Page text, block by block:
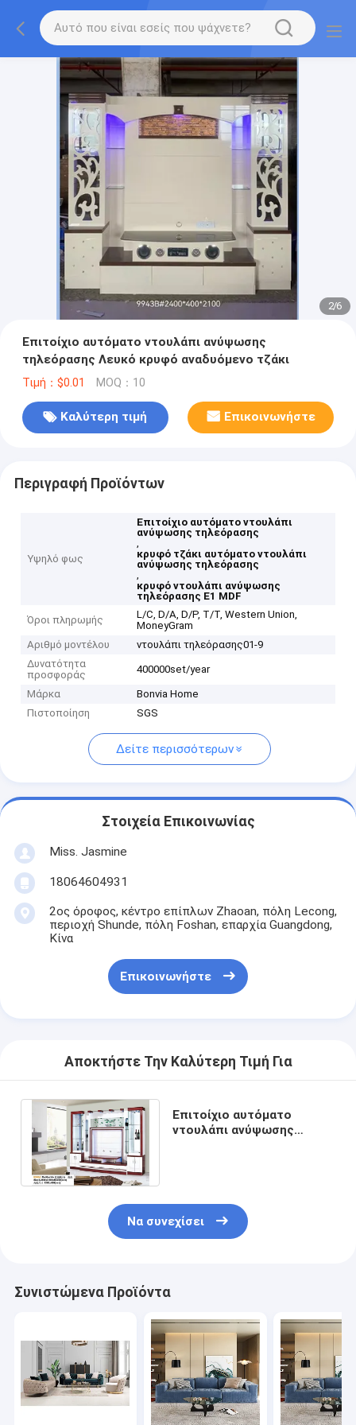
2/6
Επιτοίχιο αυτόματο ντουλάπι ανύψωσης
τηλεόρασης Λευκό κρυφό αναδυόμενο τζάκι
Τιμή：$0.01 MOQ：10
Καλύτερη τιμή Επικοινωνήστε
Περιγραφή Προϊόντων
Υψηλό φως
Επιτοίχιο αυτόματο ντουλάπι
ανύψωσης τηλεόρασης
,
κρυφό τζάκι αυτόματο ντουλάπι
ανύψωσης τηλεόρασης
,
κρυφό ντουλάπι ανύψωσης
τηλεόρασης E1 MDF
Όροι πληρωμής
L/C, D/A, D/P, T/T, Western Union,
MoneyGram
Αριθμό μοντέλου
ντουλάπι τηλεόρασης01-9
Δυνατότητα
προσφοράς
400000set/year
Μάρκα
Bonvia Home
Πιστοποίηση
SGS
Δείτε περισσότερων
Στοιχεία Επικοινωνίας
Miss. Jasmine
18064604931
2ος όροφος, κέντρο επίπλων Zhaoan, πόλη Lecong,
περιοχή Shunde, πόλη Foshan, επαρχία Guangdong,
Κίνα
Επικοινωνήστε
Αποκτήστε Την Καλύτερη Τιμή Για
Επιτοίχιο αυτόματο
ντουλάπι ανύψωσης
Να συνεχίσει
Συνιστώμενα Προϊόντα